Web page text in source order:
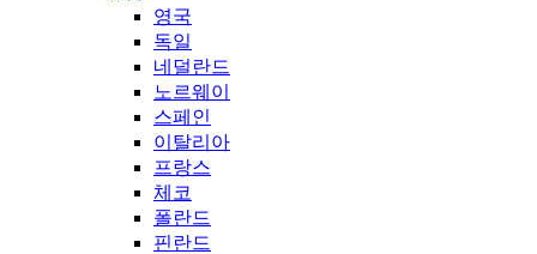
영국
독일
네덜란드
노르웨이
스페인
이탈리아
프랑스
체코
폴란드
핀란드